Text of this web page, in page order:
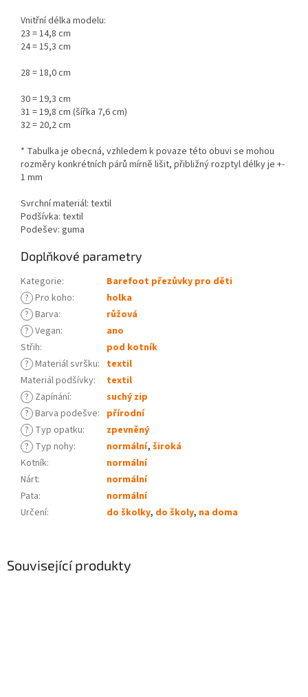
Související produkty
Vnitřní délka modelu:
23 = 14,8 cm
24 = 15,3 cm
28 = 18,0 cm
30 = 19,3 cm
31 = 19,8 cm (šířka 7,6 cm)
32 = 20,2 cm
* Tabulka je obecná, vzhledem k povaze této obuvi se mohou
rozměry konkrétních párů mírně lišit, přibližný rozptyl délky je +-
1 mm
Svrchní materiál: textil
Podšívka: textil
Podešev: guma
Doplňkové parametry
Kategorie:
Barefoot přezůvky pro děti
? Pro koho:
holka
? Barva:
růžová
? Vegan:
ano
Střih:
pod kotník
? Materiál svršku: textil
Materiál podšívky:
textil
? Zapínání:
suchý zip
? Barva podešve: přírodní
? Typ opatku:
zpevněný
? Typ nohy: normální, široká
Kotník:
normální
Nárt:
normální
Pata:
normální
Určení: do školky, do školy, na doma